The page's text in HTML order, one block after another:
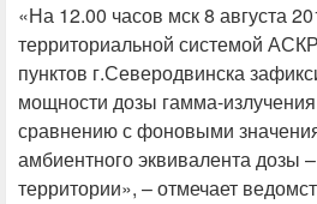
«На 12.00 часов мск 8 августа
территориальной системой
пунктов г.Северодвинска
мощности дозы гамма-
сравнению с фоновыми
амбиентного эквивалента дозы
территории», – отмечает